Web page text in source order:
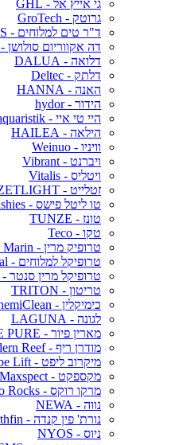
גי אייץ אל - GHL
גרוטק - GroTech
ד"ר טים למלוחים - DR. TIM'S
דה אקווריום סולושן - The Aquarium Solution
דלואה - DALUA
דלתק - Deltec
האנה - HANNA
הידור - hydor
היי טי איי - ATI aquaristik
הילאה - HAILEA
וויניו - Weinuo
ויברנט - Vibrant
ויטליס - Vitalis
זטלייט - ZETLIGHT
טו ליטל פישס - Two Little Fishies
טונז - TUNZE
טקו - Teco
טרופיק מרין - Tropic Marin
טרופיקל למלוחים - Tropical
טרופיקל מרין סנטר - TMC
טריטון - TRITON
כימיקלין - ChemiClean
לגונה - LAGUNA
מארין פיור - MARINE PURE
מודרן ריף - Modern Reef
מיקרוב ליפט - Microbe Lift
מקספקט - Maxspect
מרקו רוקס - Marco Rocks
נווה - NEWA
נורת' פין קנדה - Northfin
ניוס - NYOS